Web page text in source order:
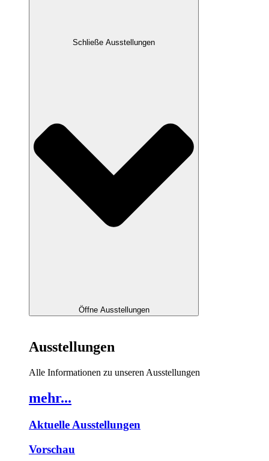
Schließe Ausstellungen
Öffne Ausstellungen
Ausstellungen
Alle Informationen zu unseren Ausstellungen
mehr...
Aktuelle Ausstellungen
Vorschau